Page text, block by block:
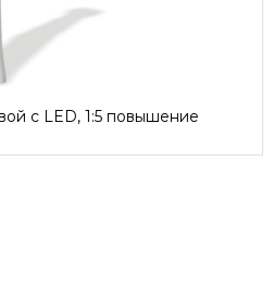
с LED, 1:5 повышение